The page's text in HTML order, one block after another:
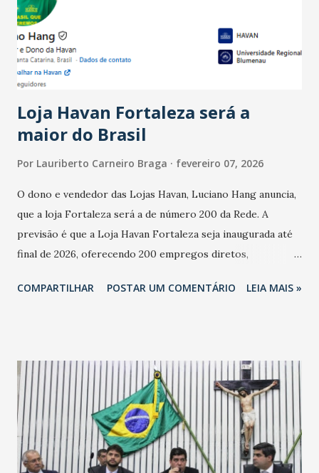
registraram equilíbrio financeiro. Já o percentual de
estabelecimentos no prejuízo ficou em 19%, pouco abaixo
do observado no mês anterior. Outros 1% não existiam em
novembro. Em relação a outubro, o faturamento também
cresceu. De acordo com a pesquisa, 44% dos n...
Loja Havan Fortaleza será a
maior do Brasil
Por Lauriberto Carneiro Braga fevereiro 07, 2026
O dono e vendedor das Lojas Havan, Luciano Hang anuncia,
que a loja Fortaleza será a de número 200 da Rede. A
previsão é que a Loja Havan Fortaleza seja inaugurada até
final de 2026, oferecendo 200 empregos diretos,
Havan Fortaleza ainda não foi anunciada oficialmente, mas
COMPARTILHAR POSTAR UM COMENTÁRIO LEIA MAIS »